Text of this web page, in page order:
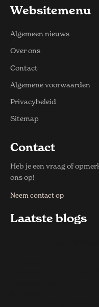
Websitemenu
Algemeen nieuws
Over ons
Contact
Algemene voorwaarden
Privacybeleid
Sitemap
Contact
Heb je een vraag of
ons op!
Neem contact op
Laatste blogs